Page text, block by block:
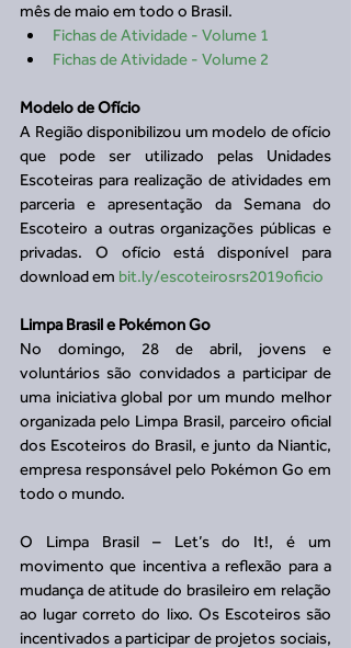
mês de maio em todo o Brasil.
Fichas de Atividade - Volume 1
Fichas de Atividade - Volume 2
Modelo de Ofício
A Região disponibilizou um modelo de ofício
que pode ser utilizado pelas Unidades
Escoteiras para realização de atividades em
parceria e apresentação da Semana do
Escoteiro a outras organizações públicas e
privadas. O ofício está disponível para
download em bit.ly/escoteirosrs2019oficio
Limpa Brasil e Pokémon Go
No domingo, 28 de abril, jovens e
voluntários são convidados a participar de
uma iniciativa global por um mundo melhor
organizada pelo Limpa Brasil, parceiro oficial
dos Escoteiros do Brasil, e junto da Niantic,
empresa responsável pelo Pokémon Go em
todo o mundo.
O Limpa Brasil – Let’s do It!, é um
movimento que incentiva a reflexão para a
mudança de atitude do brasileiro em relação
ao lugar correto do lixo. Os Escoteiros são
incentivados a participar de projetos sociais,